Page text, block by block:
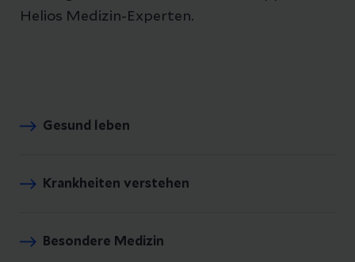
Helios Medizin-Experten.
Gesund leben
Krankheiten verstehen
Besondere Medizin